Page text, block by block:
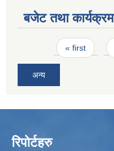
बजेट तथा कार्यक्रम
Pages« first
अन्य
रिपोर्टहरु